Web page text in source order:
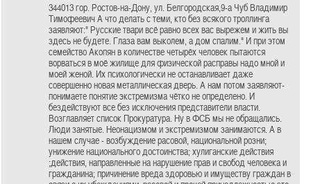
344013 гор. Ростов-на-Дону, ул. Белгородская,9-а Чуб Владимир
Тимофеевич А что делать с теми, кто без всякого троллинга
заявляют:" Русские твари всё равно всех вас вырежем и жить вы
здесь не будете. Глаза вам выколем, а дом спалим." И при этом
семейство Акопян в количестве четырёх человек пытаются
ворваться в моё жилище для физической расправы надо мной и
моей женой. Их психологически не останавливает даже
совершенно новая металлическая дверь. А нам потом заявляют-
понимаете понятие экстремизма чётко не определено. И
бездействуют все без исключения представители власти.
Возглавляет список Прокуратура. Ну в ФСБ мы не обращались.
Люди занятые. Неонацизмом и экстремизмом занимаются. А в
нашем случае - возбуждение расовой, национальной розни;
унижение национального достоинства; хулиганские действия
;действия, направленные на нарушение прав и свобод человека и
гражданина; причинение вреда здоровью и имуществу граждан в